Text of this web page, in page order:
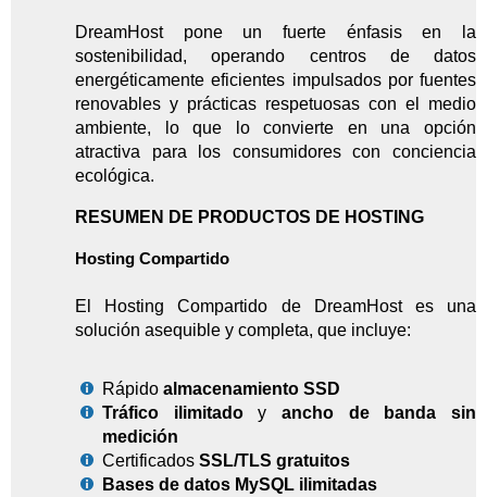
DreamHost pone un fuerte énfasis en la
sostenibilidad, operando centros de datos
energéticamente eficientes impulsados por fuentes
renovables y prácticas respetuosas con el medio
ambiente, lo que lo convierte en una opción
atractiva para los consumidores con conciencia
ecológica.
RESUMEN DE PRODUCTOS DE HOSTING
Hosting Compartido
El Hosting Compartido de DreamHost es una
solución asequible y completa, que incluye:
Rápido almacenamiento SSD
Tráfico ilimitadoyancho de banda sin
medición
Certificados SSL/TLS gratuitos
Bases de datos MySQL ilimitadas